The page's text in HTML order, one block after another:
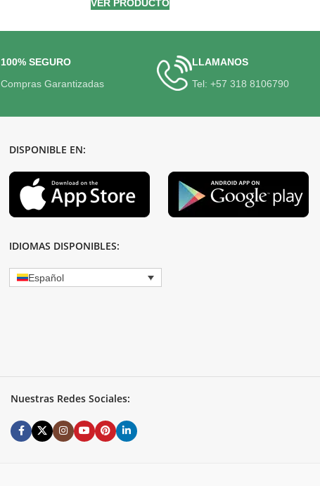
VER PRODUCTO
100% SEGURO
Compras Garantizadas
LLAMANOS
Tel: +57 318 8106790
DISPONIBLE EN:
IDIOMAS DISPONIBLES:
Español
Nuestras Redes Sociales: